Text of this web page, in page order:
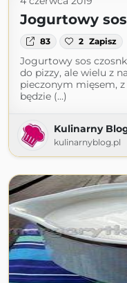
Jogurtowy
83 2 Zapisz
Jogurtowy sos
do pizzy, ale wielu z
pieczonym mięsem,
będzie (...)
Kulinarny
kulinarnyblog.pl